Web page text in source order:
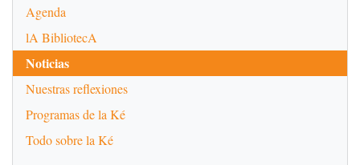
Agenda
lA BibliotecA
Noticias
Nuestras reflexiones
Programas de la Ké
Todo sobre la Ké